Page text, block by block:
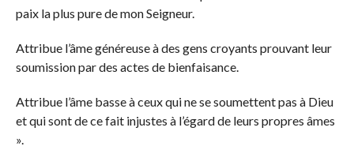
paix la plus pure de mon Seigneur.
Attribue l’âme généreuse à des gens croyants prouvant leur
soumission par des actes de bienfaisance.
Attribue l’âme basse à ceux qui ne se soumettent pas à Dieu
et qui sont de ce fait injustes à l’égard de leurs propres âmes
».